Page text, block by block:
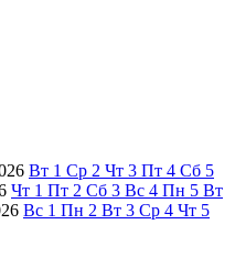
Вт 1 Ср 2 Чт 3 Пт 4 Сб 5
Чт 1 Пт 2 Сб 3 Вс 4 Пн 5 Вт
Вс 1 Пн 2 Вт 3 Ср 4 Чт 5